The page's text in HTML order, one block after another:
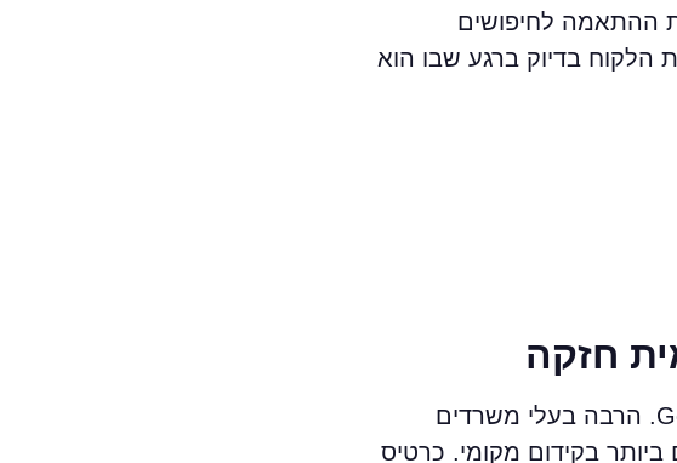
ההתאמה לחיפושים
הלקוח בדיוק ברגע שבו הוא
חזקה
אחד הכלים המרכזיים בזירה הזו הוא כרטיס העסק בגוגל או Google Business Profile. הרבה בעלי משרדים
בקידום מקומי. כרטיס